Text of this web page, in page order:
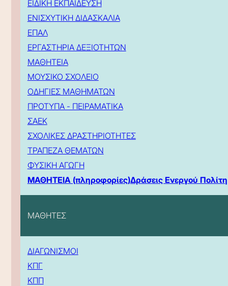
ΕΙΔΙΚΗ ΕΚΠΑΙΔΕΥΣΗ
ΕΝΙΣΧΥΤΙΚΗ ΔΙΔΑΣΚΑΛΙΑ
ΕΠΑΛ
ΕΡΓΑΣΤΗΡΙΑ ΔΕΞΙΟΤΗΤΩΝ
ΜΑΘΗΤΕΙΑ
ΜΟΥΣΙΚΟ ΣΧΟΛΕΙΟ
ΟΔΗΓΙΕΣ ΜΑΘΗΜΑΤΩΝ
ΠΡΟΤΥΠΑ - ΠΕΙΡΑΜΑΤΙΚΑ
ΣΑΕΚ
ΣΧΟΛΙΚΕΣ ΔΡΑΣΤΗΡΙΟΤΗΤΕΣ
ΤΡΑΠΕΖΑ ΘΕΜΑΤΩΝ
ΦΥΣΙΚΗ ΑΓΩΓΗ
ΜΑΘΗΤΕΙΑ (πληροφορίες)Δράσεις Ενεργού Πολίτη
ΜΑΘΗΤΕΣ
ΔΙΑΓΩΝΙΣΜΟΙ
ΚΠΓ
ΚΠΠ